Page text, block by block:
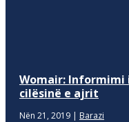
Womair: Informimi
cilësinë e ajrit
Nën 21, 2019 | Barazi